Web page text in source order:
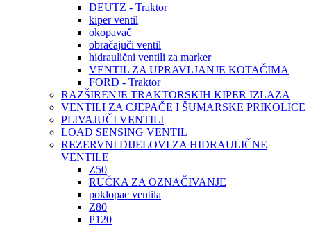
DEUTZ - Traktor
kiper ventil
okopavač
obračajuči ventil
hidraulični ventili za marker
VENTIL ZA UPRAVLJANJE KOTAČIMA
FORD - Traktor
RAZŠIRENJE TRAKTORSKIH KIPER IZLAZA
VENTILI ZA CJEPAČE I ŠUMARSKE PRIKOLICE
PLIVAJUČI VENTILI
LOAD SENSING VENTIL
REZERVNI DIJELOVI ZA HIDRAULIČNE
VENTILE
Z50
RUČKA ZA OZNAČIVANJE
poklopac ventila
Z80
P120